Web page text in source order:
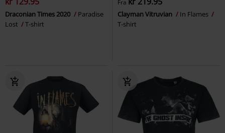
Draconian Times 2020
Paradise
Lost
T-shirt
Fra
Clayman Vitruvian
In Flames
T-shirt